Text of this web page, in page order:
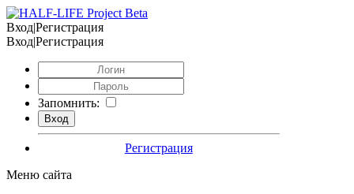
Вход|Регистрация
Вход|Регистрация
Запомнить:
Регистрация
Меню сайта